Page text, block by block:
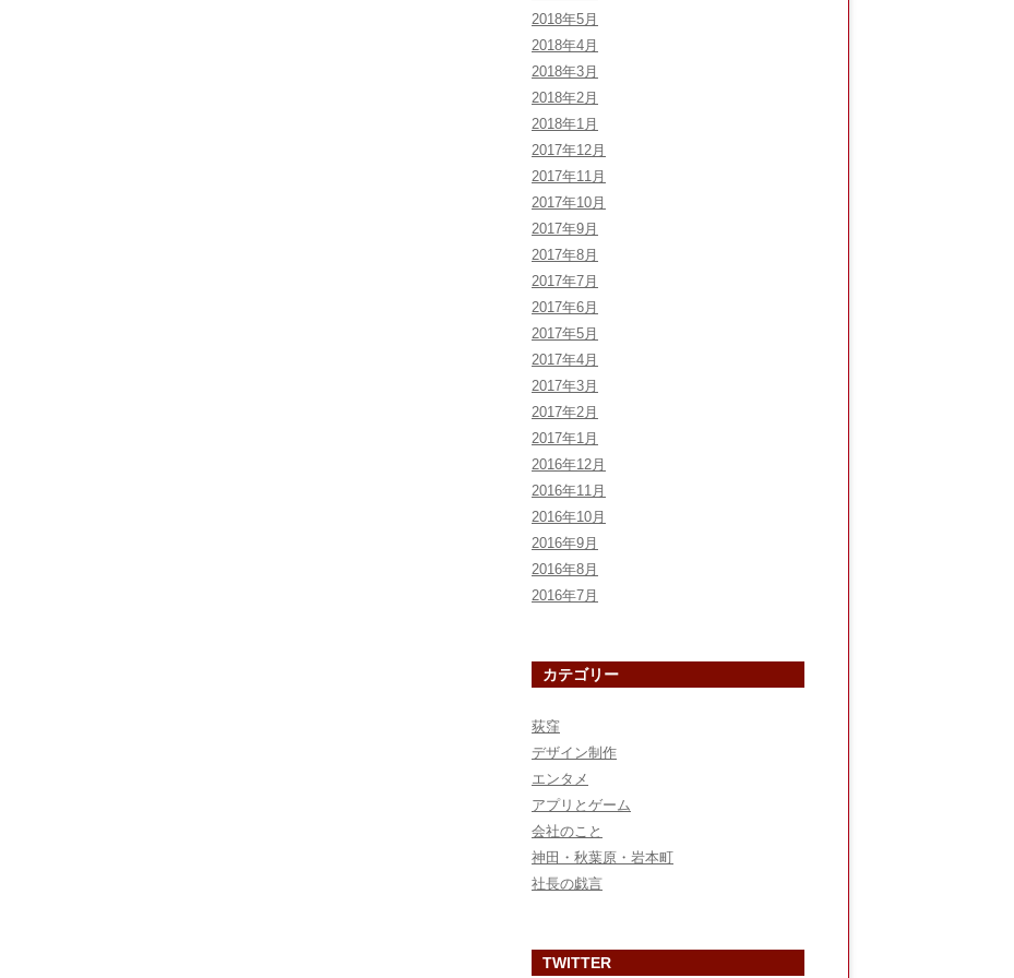
2018年5月
2018年4月
2018年3月
2018年2月
2018年1月
2017年12月
2017年11月
2017年10月
2017年9月
2017年8月
2017年7月
2017年6月
2017年5月
2017年4月
2017年3月
2017年2月
2017年1月
2016年12月
2016年11月
2016年10月
2016年9月
2016年8月
2016年7月
カテゴリー
荻窪
デザイン制作
エンタメ
アプリとゲーム
会社のこと
神田・秋葉原・岩本町
社長の戯言
TWITTER